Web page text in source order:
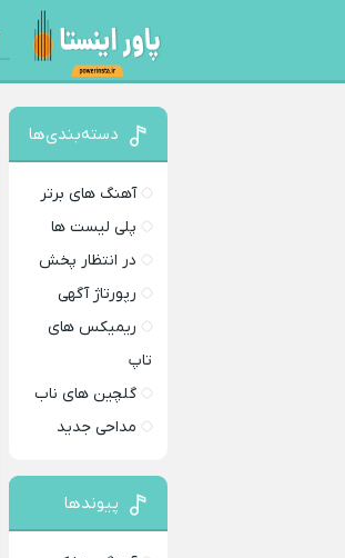
دسته‌بندی‌ها
آهنگ های برتر
پلی لیست ها
در انتظار پخش
رپورتاژ آگهی
ریمیکس های
تاپ
گلچین های ناب
مداحی جدید
پیوندها